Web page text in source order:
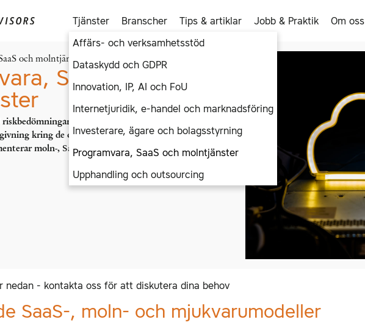
Tjänster
Affärs- och verksamhetsstöd
Dataskydd och GDPR
Innovation, IP, AI och FoU
Internetjuridik, e-handel och marknadsföring
Investerare, ägare och bolagsstyrning
Programvara, SaaS och molntjänster
Upphandling och outsourcing
Branscher Tips & artiklar Jobb & Praktik Om oss
och molntjänster
SaaS och
att ge en balanserad syn och
kring de olika juridiska frågor du kan ha när du
moln-, SaaS- och mjukvaruprodukter.
nedan - kontakta oss för att diskutera dina behov
SaaS-, moln- och mjukvarumodeller